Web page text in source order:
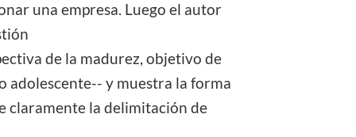
una empresa. Luego el autor
de la madurez, objetivo de
adolescente-- y muestra la forma
claramente la delimitación de